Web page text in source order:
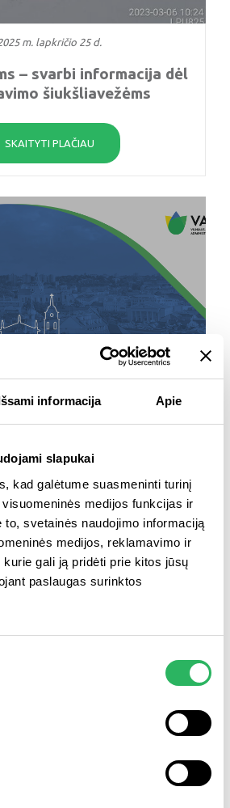
informacija Apie
slapukai
kad galėtume suasmeninti turinį
medijos funkcijas ir
to, svetainės naudojimo informaciją
medijos, reklamavimo ir
gali ją pridėti prie kitos jūsų
paslaugas surinktos
m. lapkričio 25 d.
– svarbi informacija dėl
šiukšliavežėms
SKAITYTI PLAČIAU
administratorius“
pasitenki...
SKAITYTI PLAČIAU